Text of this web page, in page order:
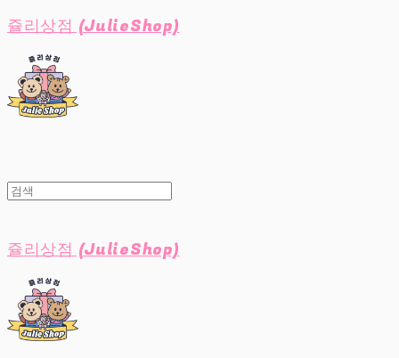
쥴리상점 (JulieShop)
쥴리상점 (JulieShop)